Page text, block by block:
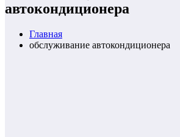
автокондиционера
Главная
обслуживание автокондиционера